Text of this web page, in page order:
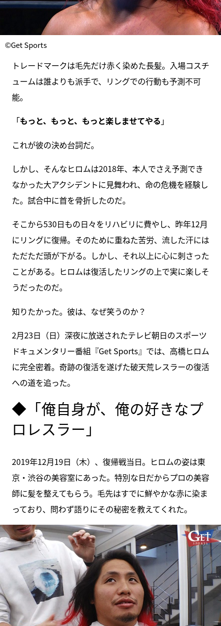
©Get Sports
トレードマークは毛先だけ赤く染めた長髪。入場コスチ
ュームは誰よりも派手で、リングでの行動も予測不可
能。
「もっと、もっと、もっと楽しませてやる 」
これが彼の決め台詞だ。
しかし、そんなヒロムは2018年、本人でさえ予測でき
なかった大アクシデントに見舞われ、命の危機を経験し
た。試合中に首を骨折したのだ。
そこから530日もの日々をリハビリに費やし、昨年12月
にリングに復帰。そのために重ねた苦労、流した汗には
ただただ頭が下がる。しかし、それ以上に心に刺さった
ことがある。ヒロムは復活したリングの上で実に楽しそ
うだったのだ。
知りたかった。彼は、なぜ笑うのか？
2月23日（日）深夜に放送されたテレビ朝日のスポーツ
ドキュメンタリー番組『Get Sports』では、高橋ヒロム
に完全密着。奇跡の復活を遂げた破天荒レスラーの復活
への道を追った。
◆「俺自身が、俺の好きなプ
ロレスラー」
2019年12月19日（木）、復帰戦当日。ヒロムの姿は東
京・渋谷の美容室にあった。特別な日だからプロの美容
師に髪を整えてもらう。毛先はすでに鮮やかな赤に染ま
っており、問わず語りにその秘密を教えてくれた。